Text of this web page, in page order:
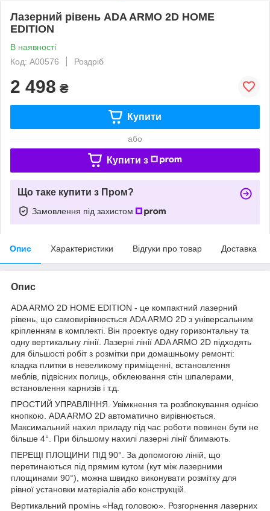
Лазерний рівень ADA ARMO 2D HOME
EDITION
В наявності
Код: А00576
Роздріб
2 498 ₴
Купити
або
Купити з
Що таке купити з Пром?
Замовлення під захистом
Опис Характеристики Відгуки про товар Доставка
Опис
ADA ARMO 2D HOME EDITION - це компактний лазерний
рівень, що самовирівнюється ADA ARMO 2D з універсальним
кріпленням в комплекті. Він проектує одну горизонтальну та
одну вертикальну лінії. Лазерні лінії ADA ARMO 2D підходять
для більшості робіт з розмітки при домашньому ремонті:
кладка плитки в невеликому приміщенні, встановлення
меблів, підвісних полиць, обклеювання стін шпалерами,
встановлення карнизів і т.д.
ПРОСТИЙ УПРАВЛІННЯ. Увімкнення та розблокування однією
кнопкою. ADA ARMO 2D автоматично вирівнюється.
Максимальний нахил приладу під час роботи повинен бути не
більше 4°. При більшому нахилі лазерні лінії блимають.
ПЕРЕЩІ ПЛОЩИНИ ПІД 90°. За допомогою ліній, що
перетинаються під прямим кутом (кут між лазерними
площинами 90°), можна швидко виконувати розмітку для
рівної установки матеріалів або конструкцій.
Вертикальний промінь «Над головою». Розгорнення лазерних